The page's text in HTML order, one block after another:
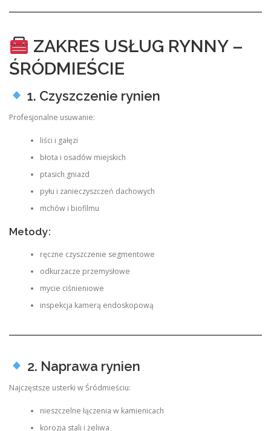
ZAKRES USŁUG RYNNY –
ŚRÓDMIEŚCIE
1. Czyszczenie rynien
Profesjonalne usuwanie:
liści i gałęzi
błota i osadów miejskich
ptasich gniazd
pyłu i zanieczyszczeń dachowych
mchów i biofilmu
Metody:
ręczne czyszczenie segmentowe
odkurzacze przemysłowe
mycie ciśnieniowe
inspekcja kamerą endoskopową
2. Naprawa rynien
Najczęstsze usterki w Śródmieściu:
nieszczelne łączenia w kamienicach
korozja stali i żeliwa